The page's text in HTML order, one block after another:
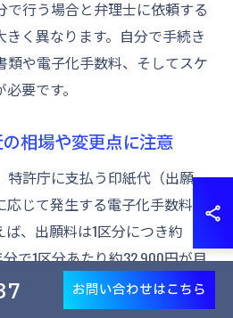
で行う場合と弁理士に依頼する
く異なります。自分で手続き
類や電子化手数料、そしてスケ
要です。
相場や変更点に注意
特許庁に支払う印紙代（出願
じて発生する電子化手数料が
、出願料は1区分につき約
で1区分あたり約32,900円が目
増えるほど高くなります。
お問い合わせはこちら